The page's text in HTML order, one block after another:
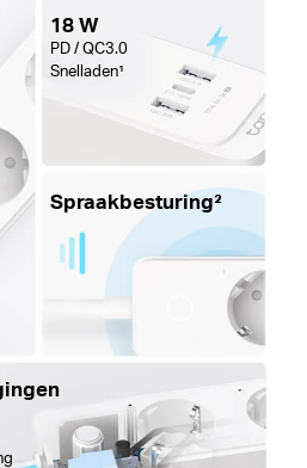
18 W
PD / QC3.0
Snelladen¹
Spraakbesturing²